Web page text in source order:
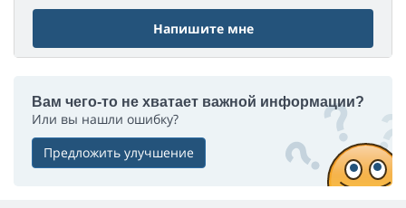
Напишите мне
Вам чего-то не хватает важной информации?
Или вы нашли ошибку?
Предложить улучшение